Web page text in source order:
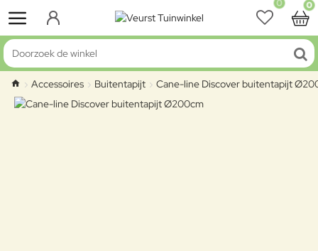
0 0
Doorzoek de winkel
home
Accessoires Buitentapijt Cane-line Discover buitentapijt